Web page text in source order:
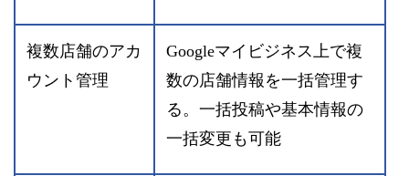
複数店舗のアカ
ウント管理
Googleマイビジネス上で複
数の店舗情報を一括管理す
る。一括投稿や基本情報の
一括変更も可能